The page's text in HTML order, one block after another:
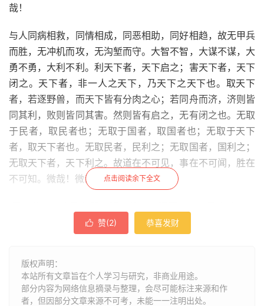
哉！
与人同病相救，同情相成，同恶相助，同好相趋，故无甲兵
而胜，无冲机而攻，无沟堑而守。大智不智，大谋不谋，大
勇不勇，大利不利。利天下者，天下启之；害天下者，天下
闭之。天下者，非一人之天下，乃天下之天下也。取天下
者，若逐野兽，而天下皆有分肉之心；若同舟而济，济则皆
同其利，败则皆同其害。然则皆有启之，无有闭之也。无取
于民者，取民者也；无取于国者，取国者也；无取于天下
者，取天下者也。无取民者，民利之；无取国者，国利之；
无取天下者，天下利之。故道在不可见，事在不可闻，胜在
不可知。微哉！微哉！
必有愚色。今彼殷商，众口相惑，纷纷渺渺，好色无极，此
也。大明发而万物皆照，大义发而万物皆利，大兵发而万物
皆服。大哉圣人之德！独闻独见，乐哉。”
点击阅读余下全文
 赞(2) 恭喜发财
版权声明：
本站所有文章旨在个人学习与研究，非商业用途。
部分内容为网络信息摘录与整理，会尽可能标注来源和作
者，但因部分文章来源不可考，未能一一注明出处。